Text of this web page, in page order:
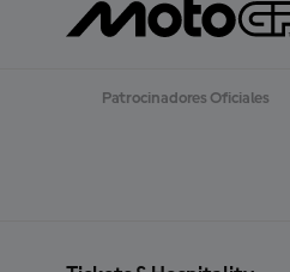
Patrocinadores Oficiales